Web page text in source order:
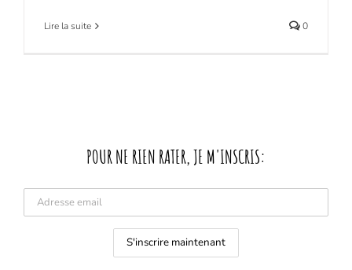
Lire la suite 0
POUR NE RIEN RATER, JE M'INSCRIS: